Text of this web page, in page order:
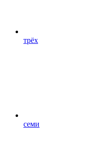
трёх
семи